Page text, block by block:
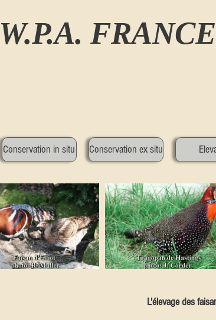
W.P.A. FRANCE
Conservation in situ Conservation ex situ
L'élevage des